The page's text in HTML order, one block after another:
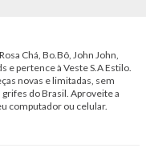
Chá, Bo.Bô, John John,
e pertence à Veste S.A Estilo.
novas e limitadas, sem
do Brasil. Aproveite a
computador ou celular.